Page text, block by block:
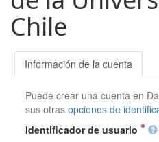
Chile
Información de la cuenta
Puede crear una cuenta en
sus otrasopciones de
Identificador de usuario